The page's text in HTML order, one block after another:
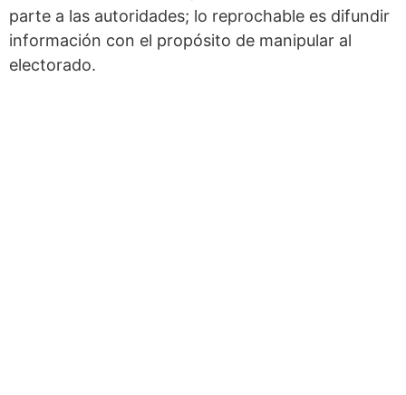
parte a las autoridades; lo reprochable es difundir
información con el propósito de manipular al
electorado.